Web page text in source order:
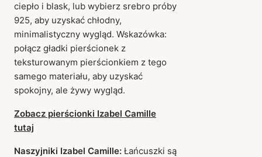
ciepło i blask, lub wybierz srebro próby
925, aby uzyskać chłodny,
minimalistyczny wygląd. Wskazówka:
połącz gładki pierścionek z
teksturowanym pierścionkiem z tego
samego materiału, aby uzyskać
spokojny, ale żywy wygląd.
Zobacz pierścionki Izabel Camille
tutaj
Naszyjniki Izabel Camille: Łańcuszki są